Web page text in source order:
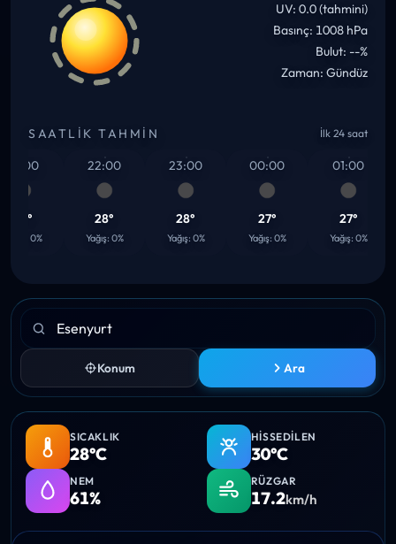
UV: 0.0 (tahmini)
Basınç: 1008 hPa
Bulut: --%
Zaman: Gündüz
SAATLIK TAHMIN İlk 24 saat
0%
22:00
28°
Yağış: 0%
23:00
28°
Yağış: 0%
00:00
27°
Yağış: 0%
01:00
27°
Yağış: 0%
Konum Ara
SICAKLIK
28°C
HISSEDILEN
30°C
NEM
61%
RÜZGAR
17.2km/h